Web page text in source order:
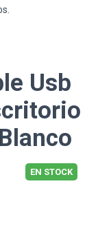
Usb
EN STOCK